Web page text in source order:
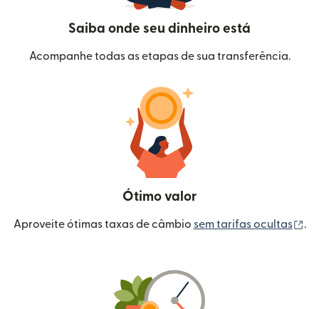
Saiba onde seu dinheiro está
Acompanhe todas as etapas de sua transferência.
Ótimo valor
Aproveite ótimas taxas de câmbio sem tarifas ocultas .